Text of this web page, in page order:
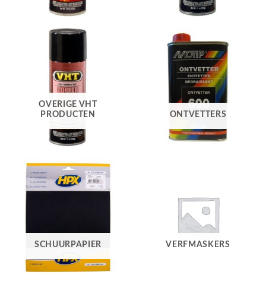
OVERIGE VHT
PRODUCTEN
ONTVETTERS
SCHUURPAPIER VERFMASKERS